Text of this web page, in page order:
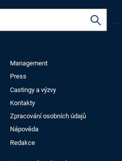
Management
Press
Castingy a výzvy
Kontakty
Zpracování osobních údajů
Nápověda
Redakce